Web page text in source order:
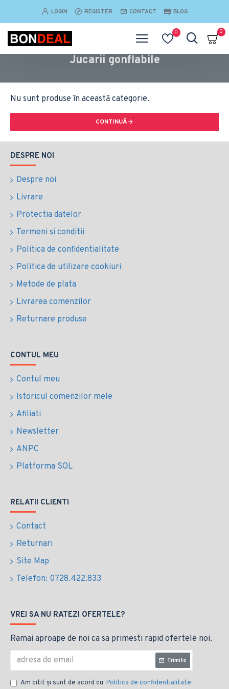
LOGIN REGISTER CONTACT BLOG
0 0
Jucarii gonflabile
Nu sunt produse în această categorie.
CONTINUĂ
DESPRE NOI
Despre noi
Livrare
Protectia datelor
Termeni si conditii
Politica de confidentialitate
Politica de utilizare cookiuri
Metode de plata
Livrarea comenzilor
Returnare produse
CONTUL MEU
Contul meu
Istoricul comenzilor mele
Afiliati
Newsletter
ANPC
Platforma SOL
RELATII CLIENTI
Contact
Returnari
Site Map
Telefon: 0728.422.833
VREI SA NU RATEZI OFERTELE?
Ramai aproape de noi ca sa primesti rapid ofertele noi.
Trimite
Am citit şi sunt de acord cu Politica de confidentialitate